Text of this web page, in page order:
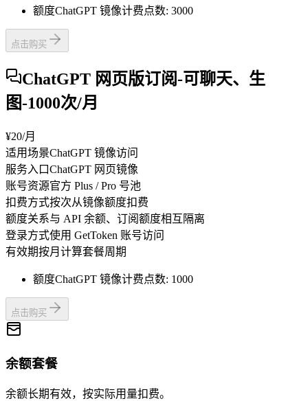
额度ChatGPT 镜像计费点数: 3000
点击购买
ChatGPT 网页版订阅-可聊天、生
图-1000次/月
¥20/月
适用场景ChatGPT 镜像访问
服务入口ChatGPT 网页镜像
账号资源官方 Plus / Pro 号池
扣费方式按次从镜像额度扣费
额度关系与 API 余额、订阅额度相互隔离
登录方式使用 GetToken 账号访问
有效期按月计算套餐周期
额度ChatGPT 镜像计费点数: 1000
点击购买
余额套餐
余额长期有效，按实际用量扣费。